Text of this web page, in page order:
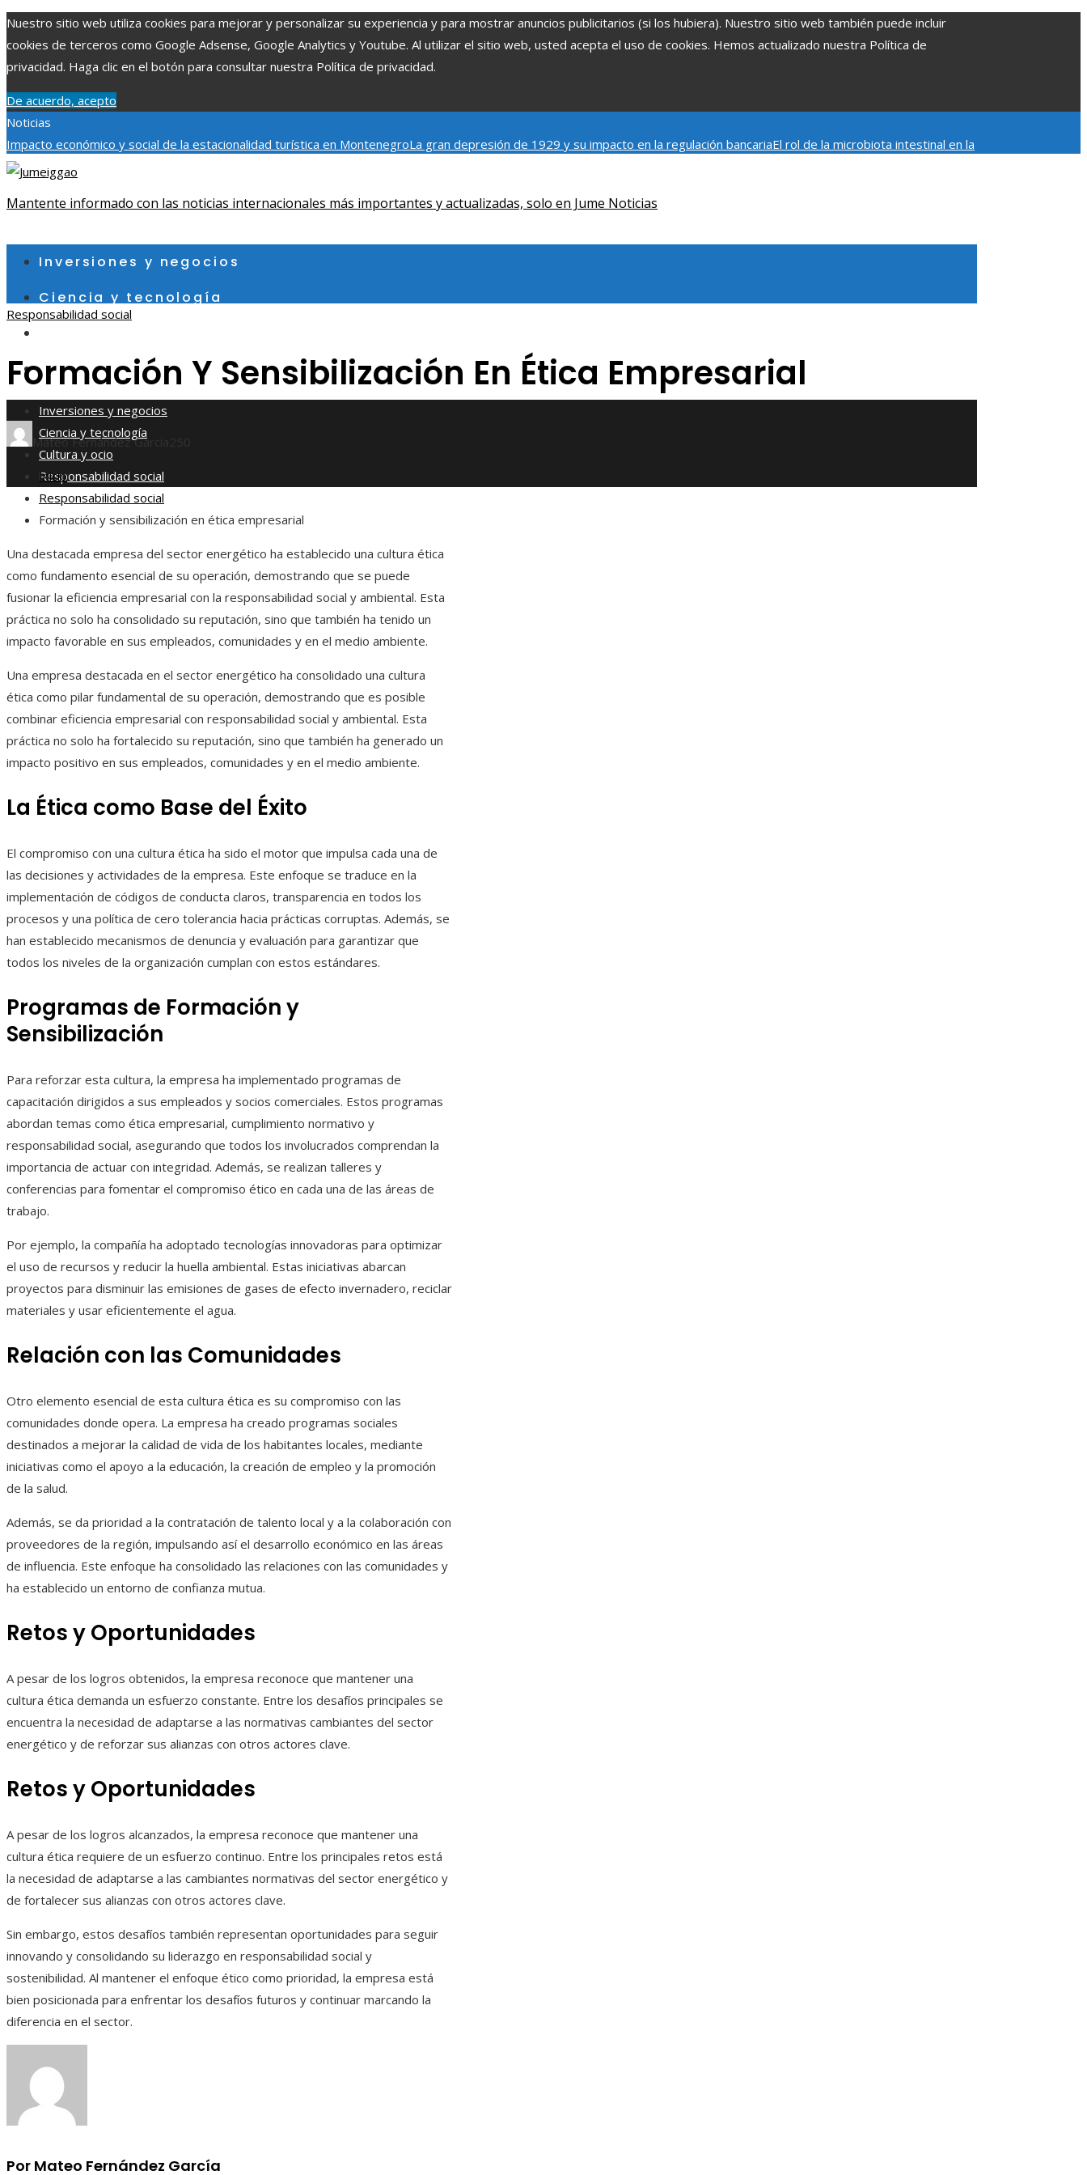
Nuestro sitio web utiliza cookies para mejorar y personalizar su experiencia y para mostrar anuncios publicitarios (si los hubiera). Nuestro sitio web también puede incluir
cookies de terceros como Google Adsense, Google Analytics y Youtube. Al utilizar el sitio web, usted acepta el uso de cookies. Hemos actualizado nuestra Política de
privacidad. Haga clic en el botón para consultar nuestra Política de privacidad.
De acuerdo, acepto
Noticias
Impacto económico y social de la estacionalidad turística en MontenegroLa gran depresión de 1929 y su impacto en la regulación bancariaEl rol de la microbiota intestinal en la
absorción de nutrientes
sábado, agosto 8
Mantente informado con las noticias internacionales más importantes y actualizadas, solo en Jume Noticias
Inversiones y negocios
Ciencia y tecnología
Responsabilidad social
Inversiones y negocios
Ciencia y tecnología
Cultura y ocio
Responsabilidad social
Responsabilidad social
Formación Y Sensibilización En Ética Empresarial
Mateo Fernández García
Inicio
Responsabilidad social
Formación y sensibilización en ética empresarial
Una destacada empresa del sector energético ha establecido una cultura ética
como fundamento esencial de su operación, demostrando que se puede
fusionar la eficiencia empresarial con la responsabilidad social y ambiental. Esta
práctica no solo ha consolidado su reputación, sino que también ha tenido un
impacto favorable en sus empleados, comunidades y en el medio ambiente.
Una empresa destacada en el sector energético ha consolidado una cultura
ética como pilar fundamental de su operación, demostrando que es posible
combinar eficiencia empresarial con responsabilidad social y ambiental. Esta
práctica no solo ha fortalecido su reputación, sino que también ha generado un
impacto positivo en sus empleados, comunidades y en el medio ambiente.
La Ética como Base del Éxito
El compromiso con una cultura ética ha sido el motor que impulsa cada una de
las decisiones y actividades de la empresa. Este enfoque se traduce en la
implementación de códigos de conducta claros, transparencia en todos los
procesos y una política de cero tolerancia hacia prácticas corruptas. Además, se
han establecido mecanismos de denuncia y evaluación para garantizar que
todos los niveles de la organización cumplan con estos estándares.
Programas de Formación y
Sensibilización
Para reforzar esta cultura, la empresa ha implementado programas de
capacitación dirigidos a sus empleados y socios comerciales. Estos programas
abordan temas como ética empresarial, cumplimiento normativo y
responsabilidad social, asegurando que todos los involucrados comprendan la
importancia de actuar con integridad. Además, se realizan talleres y
conferencias para fomentar el compromiso ético en cada una de las áreas de
trabajo.
Por ejemplo, la compañía ha adoptado tecnologías innovadoras para optimizar
el uso de recursos y reducir la huella ambiental. Estas iniciativas abarcan
proyectos para disminuir las emisiones de gases de efecto invernadero, reciclar
materiales y usar eficientemente el agua.
Relación con las Comunidades
Otro elemento esencial de esta cultura ética es su compromiso con las
comunidades donde opera. La empresa ha creado programas sociales
destinados a mejorar la calidad de vida de los habitantes locales, mediante
iniciativas como el apoyo a la educación, la creación de empleo y la promoción
de la salud.
Además, se da prioridad a la contratación de talento local y a la colaboración con
proveedores de la región, impulsando así el desarrollo económico en las áreas
de influencia. Este enfoque ha consolidado las relaciones con las comunidades y
ha establecido un entorno de confianza mutua.
Retos y Oportunidades
A pesar de los logros obtenidos, la empresa reconoce que mantener una
cultura ética demanda un esfuerzo constante. Entre los desafíos principales se
encuentra la necesidad de adaptarse a las normativas cambiantes del sector
energético y de reforzar sus alianzas con otros actores clave.
Retos y Oportunidades
A pesar de los logros alcanzados, la empresa reconoce que mantener una
cultura ética requiere de un esfuerzo continuo. Entre los principales retos está
la necesidad de adaptarse a las cambiantes normativas del sector energético y
de fortalecer sus alianzas con otros actores clave.
Sin embargo, estos desafíos también representan oportunidades para seguir
innovando y consolidando su liderazgo en responsabilidad social y
sostenibilidad. Al mantener el enfoque ético como prioridad, la empresa está
bien posicionada para enfrentar los desafíos futuros y continuar marcando la
diferencia en el sector.
Por Mateo Fernández García